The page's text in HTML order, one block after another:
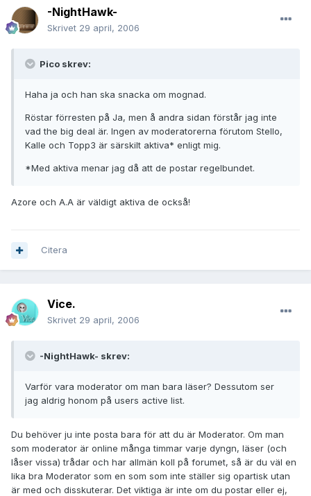
-NightHawk-
Skrivet 29 april, 2006
Pico skrev:
Haha ja och han ska snacka om mognad.
Röstar förresten på Ja, men å andra sidan förstår jag inte
vad the big deal är. Ingen av moderatorerna förutom Stello,
Kalle och Topp3 är särskilt aktiva* enligt mig.
*Med aktiva menar jag då att de postar regelbundet.
Azore och A.A är väldigt aktiva de också!
Citera
Vice.
Skrivet 29 april, 2006
-NightHawk- skrev:
Varför vara moderator om man bara läser? Dessutom ser
jag aldrig honom på users active list.
Du behöver ju inte posta bara för att du är Moderator. Om man
som moderator är online många timmar varje dyngn, läser (och
låser vissa) trådar och har allmän koll på forumet, så är du väl en
lika bra Moderator som en som som inte ställer sig opartisk utan
är med och disskuterar. Det viktiga är inte om du postar eller ej,